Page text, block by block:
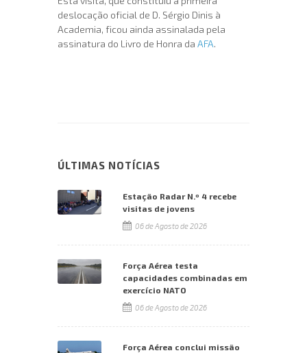
deslocação oficial de D. Sérgio Dinis à
Academia, ficou ainda assinalada pela
assinatura do Livro de Honra da AFA.
ÚLTIMAS NOTÍCIAS
Estação Radar N.º 4 recebe
visitas de jovens
06 de Agosto de 2026
Força Aérea testa
capacidades combinadas em
exercício NATO
06 de Agosto de 2026
Força Aérea conclui missão